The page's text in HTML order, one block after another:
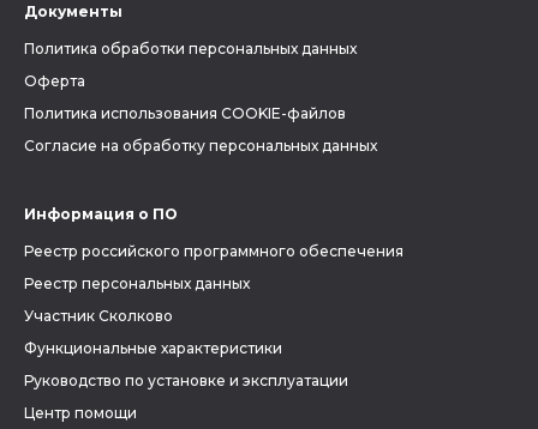
Документы
Политика обработки персональных данных
Оферта
Политика использования COOKIE-файлов
Согласие на обработку персональных данных
Информация о ПО
Реестр российского программного обеспечения
Реестр персональных данных
Участник Сколково
Функциональные характеристики
Руководство по установке и эксплуатации
Центр помощи